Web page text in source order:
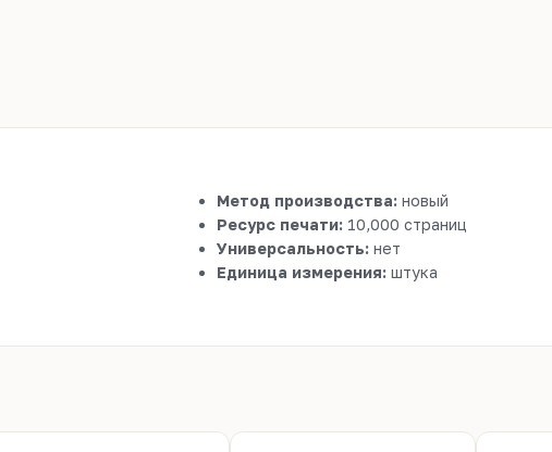
Метод производства: новый
Ресурс печати: 10,000 страниц
Универсальность: нет
Единица измерения: штука